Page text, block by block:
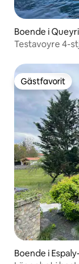
Boende i
Testavoyre 4-
Gästfavorit
Gästfavorit
Boende i